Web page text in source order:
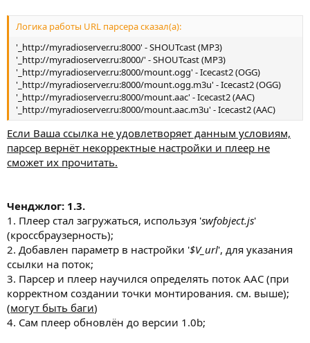
Логика работы URL парсера сказал(а):
'_http://myradioserver.ru:8000' - SHOUTcast (MP3)
'_http://myradioserver.ru:8000/' - SHOUTcast (MP3)
'_http://myradioserver.ru:8000/mount.ogg' - Icecast2 (OGG)
'_http://myradioserver.ru:8000/mount.ogg.m3u' - Icecast2 (OGG)
'_http://myradioserver.ru:8000/mount.aac' - Icecast2 (AAC)
'_http://myradioserver.ru:8000/mount.aac.m3u' - Icecast2 (AAC)
Если Ваша ссылка не удовлетворяет данным условиям,
парсер вернёт некорректные настройки и плеер не
сможет их прочитать.
Ченджлог: 1.3.
1. Плеер стал загружаться, используя 'swfobject.js'
(кроссбраузерность);
2. Добавлен параметр в настройки '$V_url', для указания
ссылки на поток;
3. Парсер и плеер научился определять поток AAC (при
корректном создании точки монтирования. см. выше);
(могут быть баги)
4. Сам плеер обновлён до версии 1.0b;